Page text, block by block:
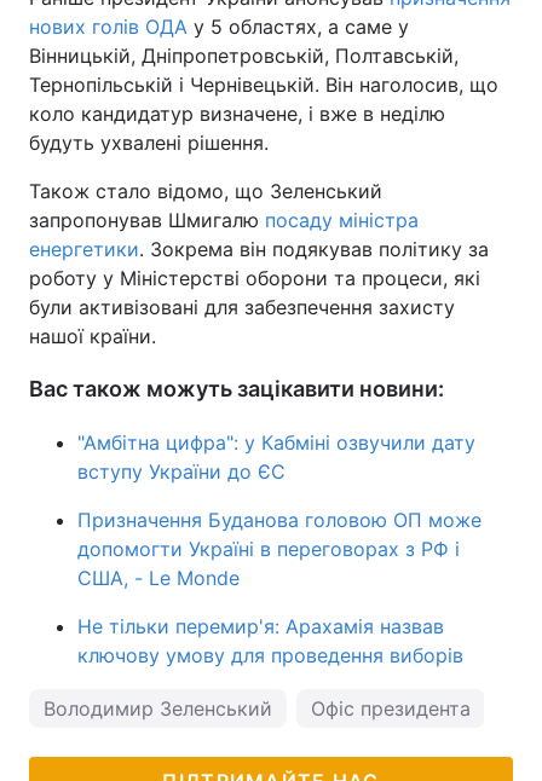
Тема оформлення
нових голів ОДА у 5 областях, а саме у
Вінницькій, Дніпропетровській, Полтавській,
Тернопільській і Чернівецькій. Він наголосив, що
коло кандидатур визначене, і вже в неділю
будуть ухвалені рішення.
Також стало відомо, що Зеленський
запропонував Шмигалю посаду міністра
енергетики. Зокрема він подякував політику за
роботу у Міністерстві оборони та процеси, які
були активізовані для забезпечення захисту
нашої країни.
Вас також можуть зацікавити новини:
"Амбітна цифра": у Кабміні озвучили дату
вступу України до ЄС
Призначення Буданова головою ОП може
допомогти Україні в переговорах з РФ і
США, - Le Monde
Не тільки перемир'я: Арахамія назвав
ключову умову для проведення виборів
Володимир Зеленський Офіс президента